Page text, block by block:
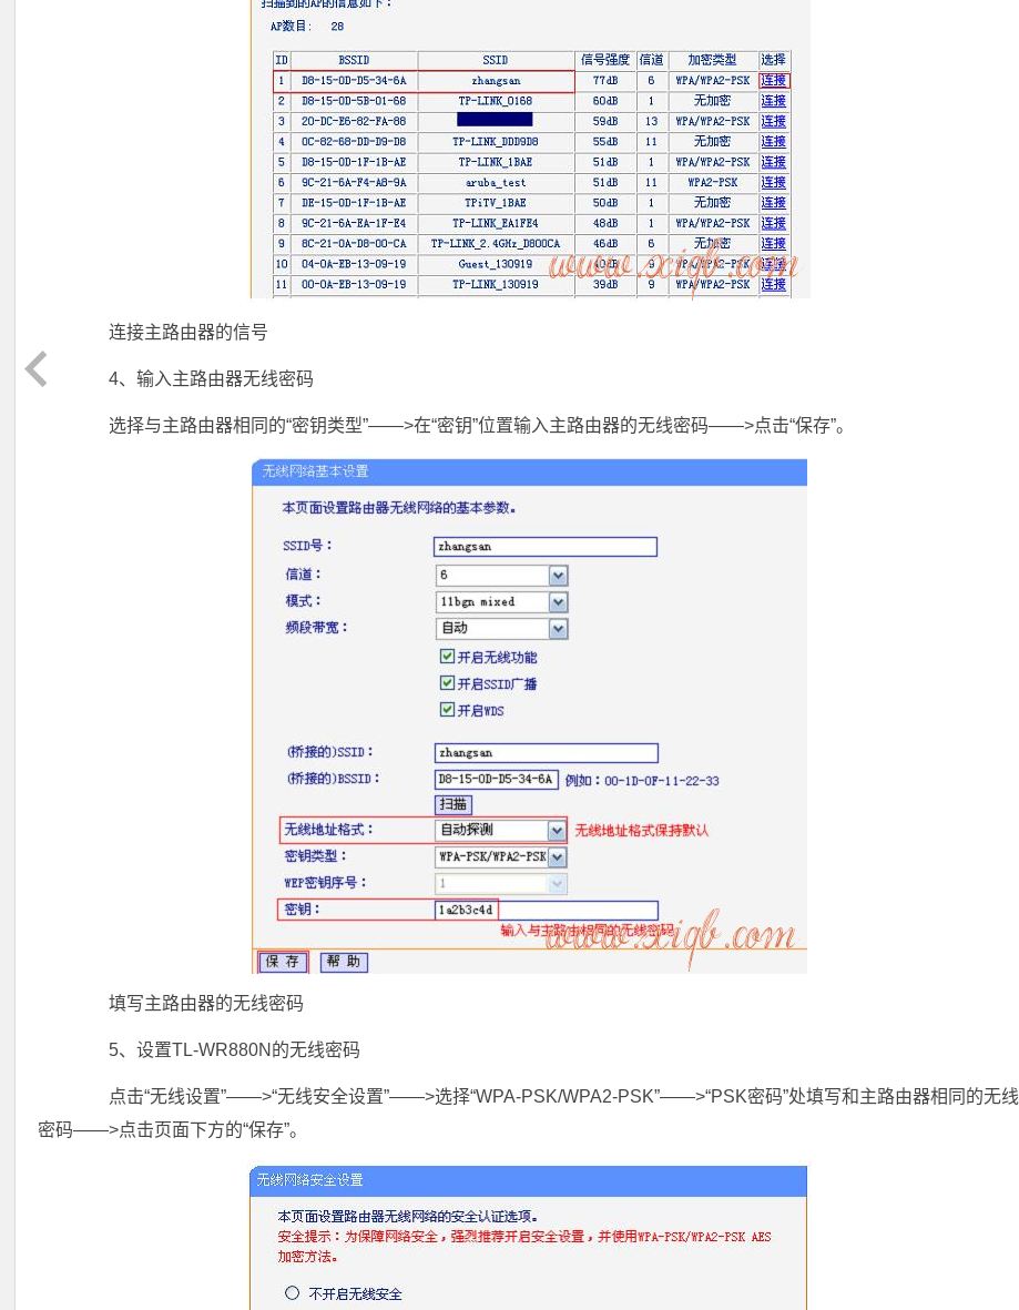
连接主路由器的信号
4、输入主路由器无线密码
选择与主路由器相同的“密钥类型”——>在“密钥”位置输入主路由器的无线密码——>点击“保存”。
填写主路由器的无线密码
5、设置TL-WR880N的无线密码
点击“无线设置”——>“无线安全设置”——>选择“WPA-PSK/WPA2-PSK”——>“PSK密码”处填写和主路由器相同的无线
密码——>点击页面下方的“保存”。